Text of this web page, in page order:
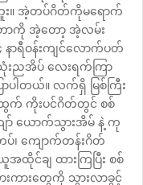
။ အဲ့တပ်ဂိတ်ကိုမရောက်
ာကို အဲ့တော့ အဲ့လမ်း
နာရီဝန်းကျင်လောက်ပတ်
သုံးညအိပ် လေးရက်ကြာ
ါတယ်။ လက်ရှိ မြစ်ကြီး
အထွက် ကိုးပင်ဂိတ်တွင် စစ်
ာ် ယောက်သွားအိမ် နဲ့ ကု
၊ ကျောက်တန်းဂိတ်
င်ချ ထားကြပြီး စစ်
းကားတွေကို သွားလာခွင့်